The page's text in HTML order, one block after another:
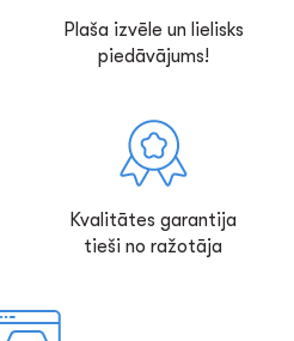
Plaša izvēle un lielisks
piedāvājums!
Kvalitātes garantija
tieši no ražotāja